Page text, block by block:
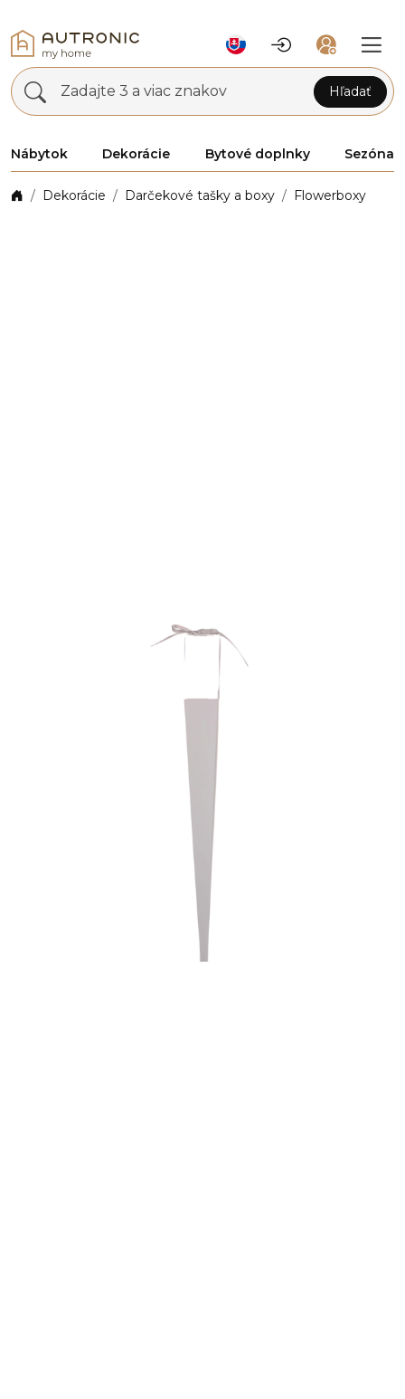
Zadajte 3 a viac znakov Hľadať
Nábytok Dekorácie Bytové doplnky Sezóna
Dekorácie Darčekové tašky a boxy Flowerboxy